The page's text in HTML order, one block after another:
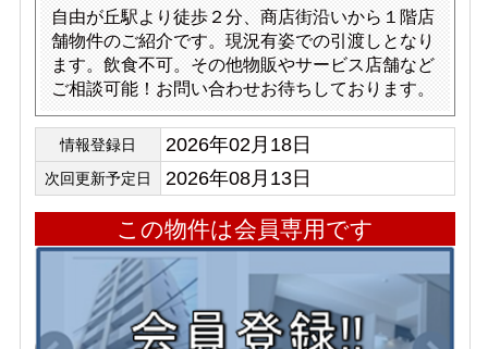
自由が丘駅より徒歩２分、商店街沿いから１階店
舗物件のご紹介です。現況有姿での引渡しとなり
ます。飲食不可。その他物販やサービス店舗など
ご相談可能！お問い合わせお待ちしております。
情報登録日 2026年02月18日
次回更新予定日 2026年08月13日
この物件は会員専用です